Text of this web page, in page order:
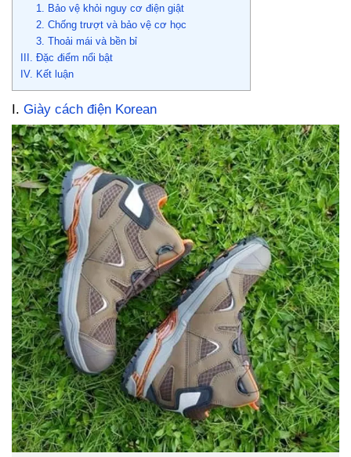
1. Bảo vệ khỏi nguy cơ điện giật
2. Chống trượt và bảo vệ cơ học
3. Thoải mái và bền bỉ
III. Đặc điểm nổi bật
IV. Kết luận
I. Giày cách điện Korean